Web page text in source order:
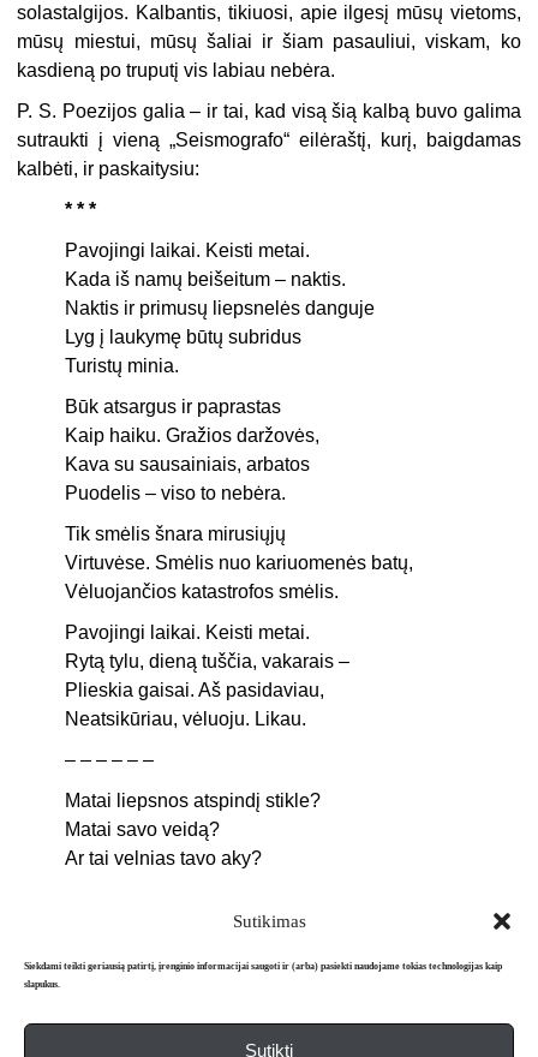
Sutikimas
Siekdami teikti geriausią patirtį, įrenginio informacijai saugoti ir (arba) pasiekti naudojame tokias technologijas kaip
slapukus.
Sutikti
solastalgijos. Kalbantis, tikiuosi, apie ilgesį mūsų vietoms,
mūsų miestui, mūsų šaliai ir šiam pasauliui, viskam, ko
kasdieną po truputį vis labiau nebėra.
P. S. Poezijos galia – ir tai, kad visą šią kalbą buvo galima
sutraukti į vieną „Seismografo“ eilėraštį, kurį, baigdamas
kalbėti, ir paskaitysiu:
* * *
Pavojingi laikai. Keisti metai.
Kada iš namų beišeitum – naktis.
Naktis ir primusų liepsnelės danguje
Lyg į laukymę būtų subridus
Turistų minia.
Būk atsargus ir paprastas
Kaip haiku. Gražios daržovės,
Kava su sausainiais, arbatos
Puodelis – viso to nebėra.
Tik smėlis šnara mirusiųjų
Virtuvėse. Smėlis nuo kariuomenės batų,
Vėluojančios katastrofos smėlis.
Pavojingi laikai. Keisti metai.
Rytą tylu, dieną tuščia, vakarais –
Plieskia gaisai. Aš pasidaviau,
Neatsikūriau, vėluoju. Likau.
– – – – – –
Matai liepsnos atspindį stikle?
Matai savo veidą?
Ar tai velnias tavo aky?